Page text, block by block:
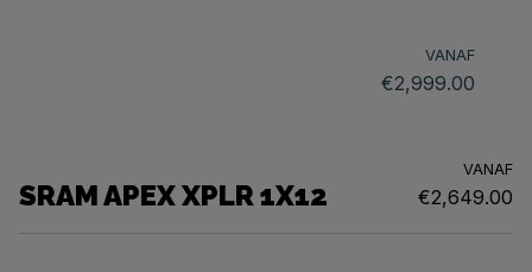
VANAF
€2,999.00
SRAM APEX XPLR 1X12
VANAF
€2,649.00